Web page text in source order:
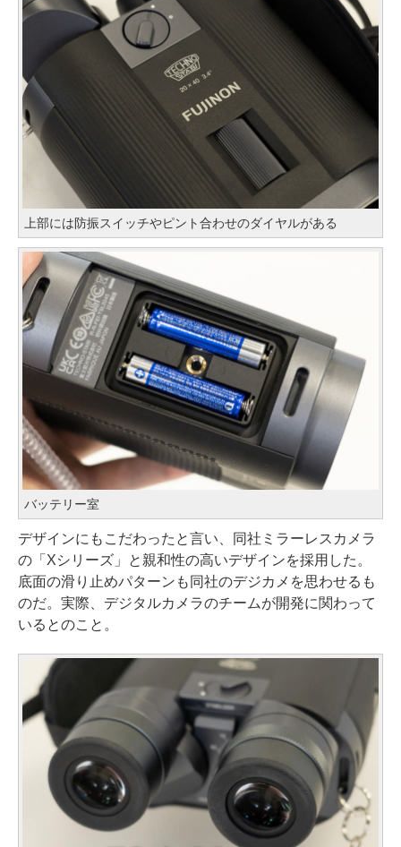
上部には防振スイッチやピント合わせのダイヤルがある
バッテリー室
デザインにもこだわったと言い、同社ミラーレスカメラ
の「Xシリーズ」と親和性の高いデザインを採用した。
底面の滑り止めパターンも同社のデジカメを思わせるも
のだ。実際、デジタルカメラのチームが開発に関わって
いるとのこと。